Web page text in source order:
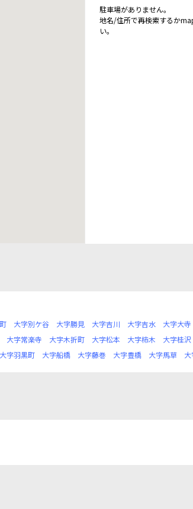
駐車場がありません。
地名/住所で再検索するか
い。
大字別ケ谷 大字勝見 大字吉川 大字吉水 大字大寺
大字常楽寺 大字木折町 大字松本 大字柿木 大字桂沢
大字羽黒町 大字船橋 大字藤巻 大字豊橋 大字馬草